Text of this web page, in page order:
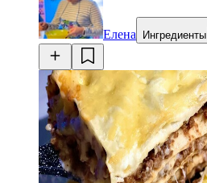
Елена Ингредиенты